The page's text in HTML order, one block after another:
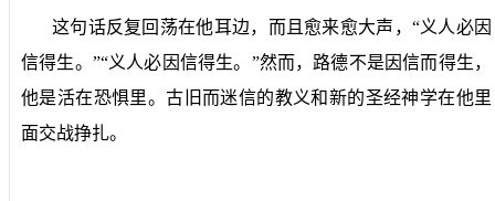
这句话反复回荡在他耳边，而且愈来愈大声，“义人必因
信得生。”“义人必因信得生。”然而，路德不是因信而得生，
他是活在恐惧里。古旧而迷信的教义和新的圣经神学在他里
面交战挣扎。